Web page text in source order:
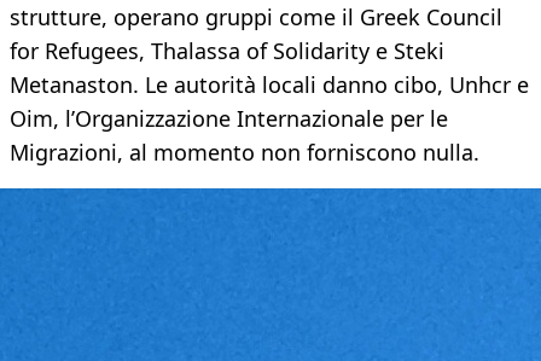
strutture, operano gruppi come il Greek Council
for Refugees, Thalassa of Solidarity e Steki
Metanaston. Le autorità locali danno cibo, Unhcr e
Oim, l’Organizzazione Internazionale per le
Migrazioni, al momento non forniscono nulla.